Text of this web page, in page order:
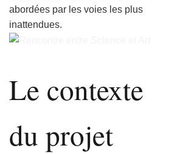
abordées par les voies les plus
inattendues.
Le contexte
du projet